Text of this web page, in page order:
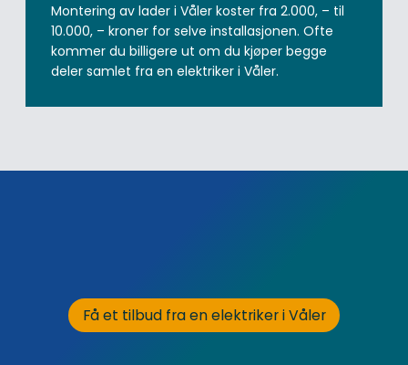
Montering av lader i Våler koster fra 2.000, – til
10.000, – kroner for selve installasjonen. Ofte
kommer du billigere ut om du kjøper begge
deler samlet fra en elektriker i Våler.
Få et tilbud fra en elektriker i Våler